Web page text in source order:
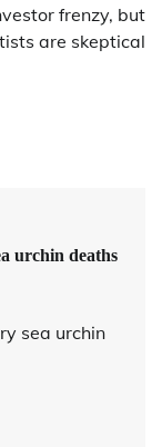
frenzy, but
are skeptical
urchin deaths
sea urchin